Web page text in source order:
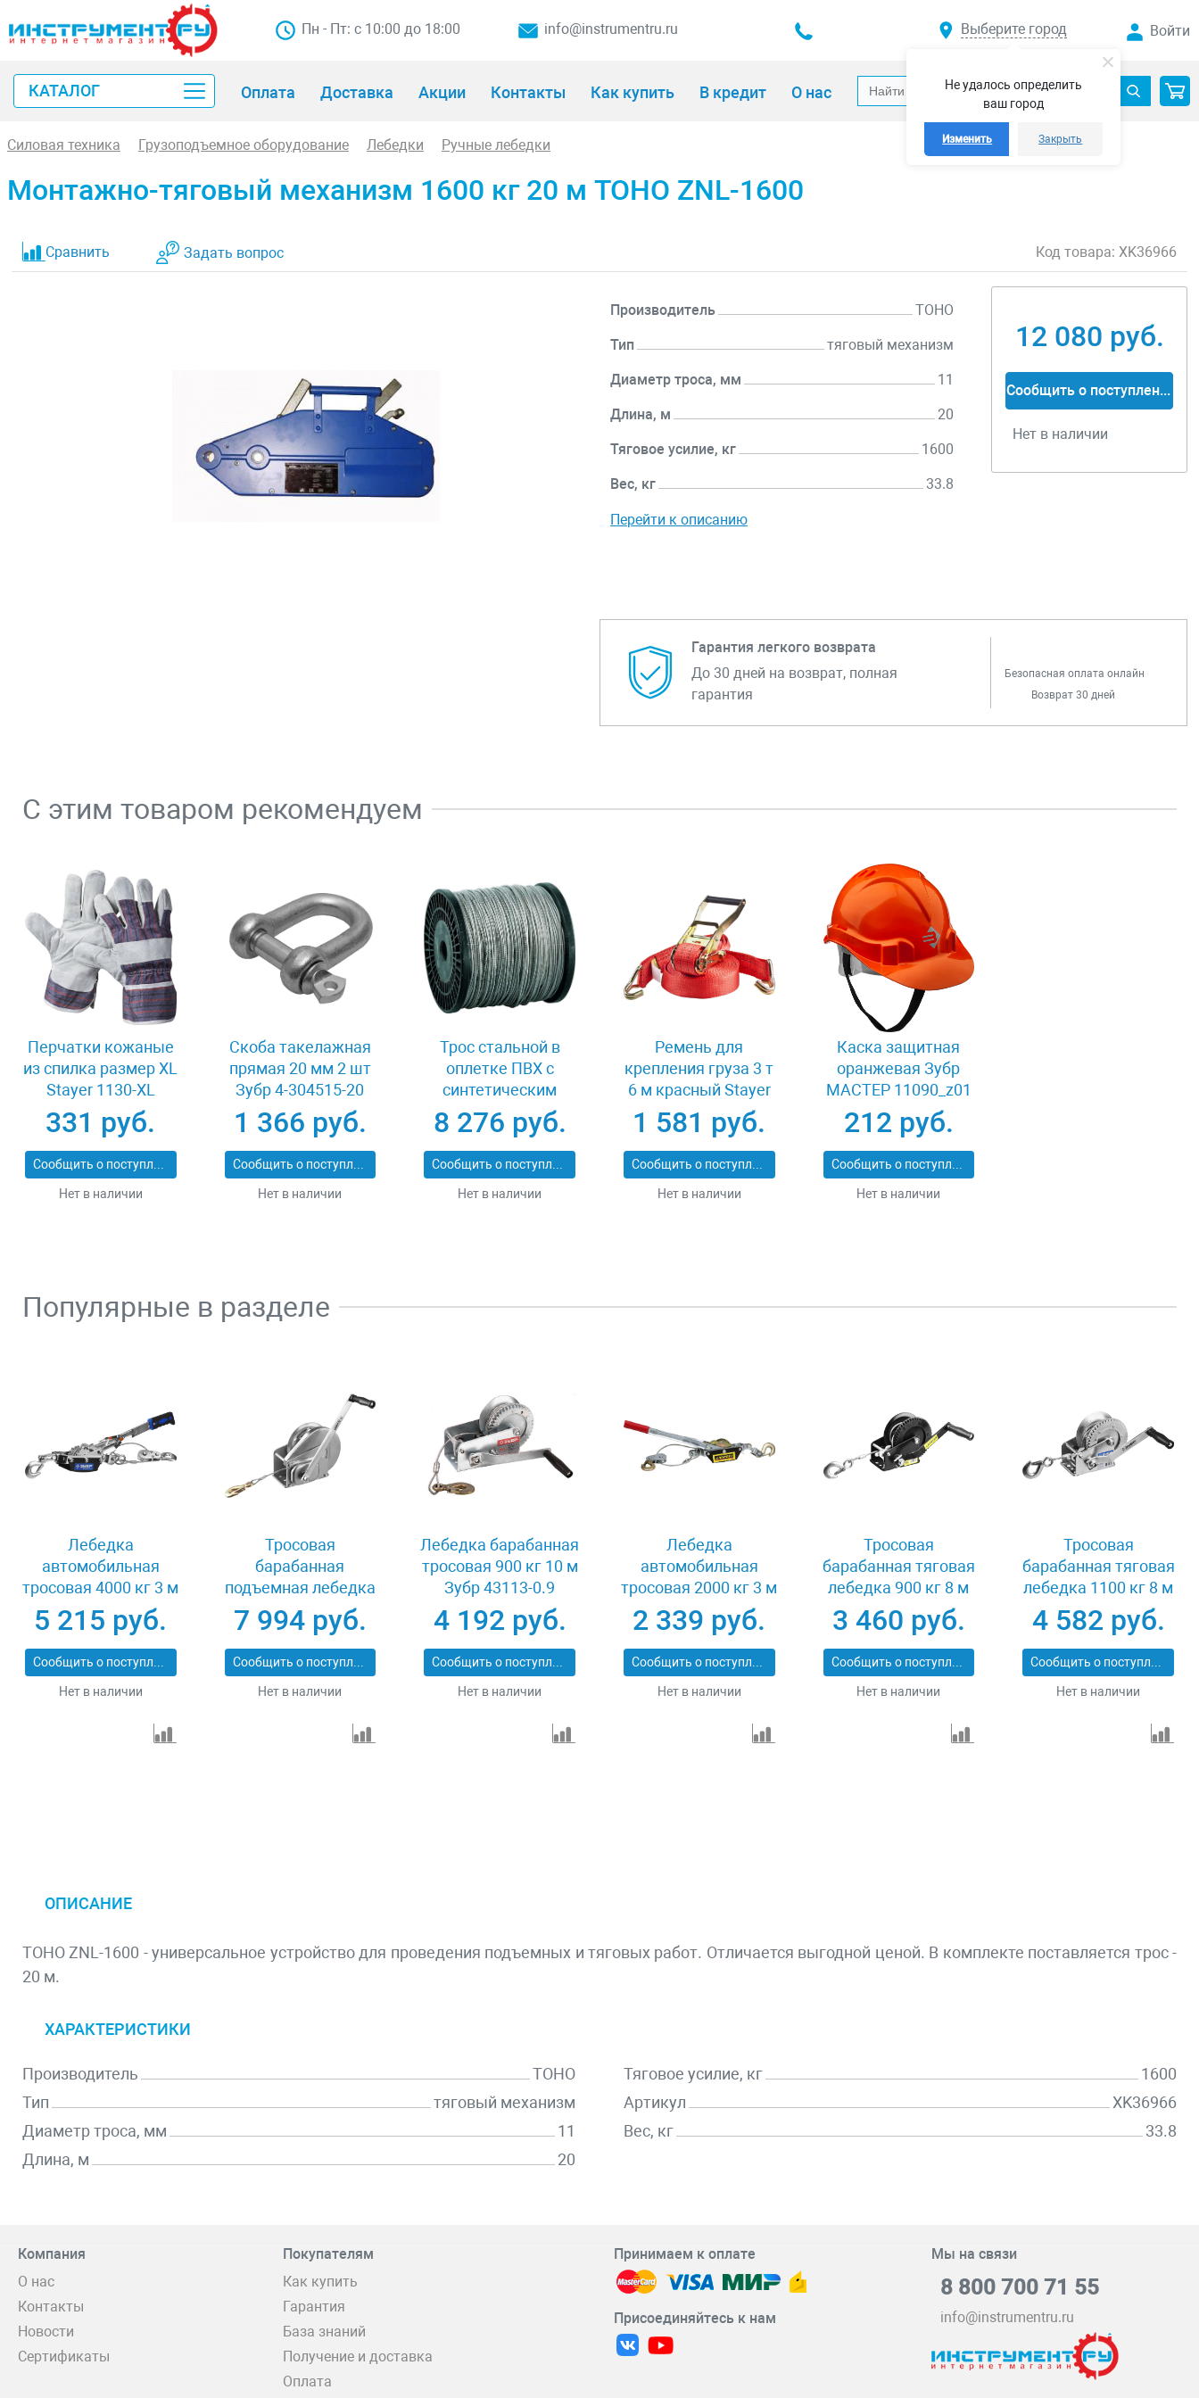
Не удалось определить
ваш город
Изменить Закрыть
Пн - Пт: с 10:00 до 18:00 info@instrumentru.ru Выберите город Войти
КАТАЛОГ Оплата Доставка Акции Контакты Как купить В кредит О нас
Силовая техника Грузоподъемное оборудование Лебедки Ручные лебедки
Монтажно-тяговый механизм 1600 кг 20 м TOHO ZNL-1600
Сравнить Задать вопрос Код товара: XK36966
Производитель TOHO
Тип тяговый механизм
Диаметр троса, мм 11
Длина, м 20
Тяговое усилие, кг 1600
Вес, кг 33.8
Перейти к описанию
12 080 руб.
Сообщить о поступлении
Нет в наличии
Гарантия легкого возврата
До 30 дней на возврат, полная
гарантия
Безопасная оплата онлайн
Возврат 30 дней
С этим товаром рекомендуем
Перчатки кожаные
из спилка размер XL
Stayer 1130-XL
331 руб.
Сообщить о поступлении
Нет в наличии
Скоба такелажная
прямая 20 мм 2 шт
Зубр 4-304515-20
1 366 руб.
Сообщить о поступлении
Нет в наличии
Трос стальной в
оплетке ПВХ с
синтетическим
сердечником 8/10
мм 60 м DIN 3055
Зубр 4-304120-08-10
8 276 руб.
Сообщить о поступлении
Нет в наличии
Ремень для
крепления груза 3 т
6 м красный Stayer
PROFESSIONAL
40564-6
1 581 руб.
Сообщить о поступлении
Нет в наличии
Каска защитная
оранжевая Зубр
МАСТЕР 11090_z01
212 руб.
Сообщить о поступлении
Нет в наличии
Популярные в разделе
Лебедка
автомобильная
тросовая 4000 кг 3 м
Зубр
ПРОФЕССИОНАЛ
43105-4
5 215 руб.
Сообщить о поступлении
Нет в наличии
Тросовая
барабанная
подъемная лебедка
900 кг 8 м Зубр
ПРОФЕССИОНАЛ
43117-0.9
7 994 руб.
Сообщить о поступлении
Нет в наличии
Лебедка барабанная
тросовая 900 кг 10 м
Зубр 43113-0.9
4 192 руб.
Сообщить о поступлении
Нет в наличии
Лебедка
автомобильная
тросовая 2000 кг 3 м
Stayer 4310-2
2 339 руб.
Сообщить о поступлении
Нет в наличии
Тросовая
барабанная тяговая
лебедка 900 кг 8 м
Stayer MASTER
43112-0.9
3 460 руб.
Сообщить о поступлении
Нет в наличии
Тросовая
барабанная тяговая
лебедка 1100 кг 8 м
Зубр
ПРОФЕССИОНАЛ
43113-1.1_z01
4 582 руб.
Сообщить о поступлении
Нет в наличии
ОПИСАНИЕ
TOHO ZNL-1600 - универсальное устройство для проведения подъемных и тяговых работ. Отличается выгодной ценой. В комплекте поставляется трос -
20 м.
ХАРАКТЕРИСТИКИ
Производитель
TOHO
Тип
тяговый механизм
Диаметр троса, мм
11
Длина, м
20
Тяговое усилие, кг
1600
Артикул
XK36966
Вес, кг
33.8
Компания
О нас
Контакты
Новости
Сертификаты
Покупателям
Как купить
Гарантия
База знаний
Получение и доставка
Оплата
Принимаем к оплате
Присоединяйтесь к нам
Мы на связи
8 800 700 71 55
info@instrumentru.ru